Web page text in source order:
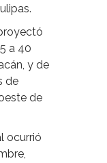
a 40
y de
de
de
ocurrió